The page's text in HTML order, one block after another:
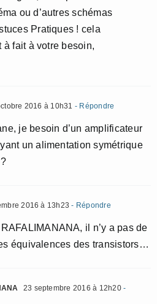
ou d’autres schémas
Pratiques ! cela
à fait à votre besoin,
2016 à 10h31 - Répondre
je besoin d’un amplificateur
un alimentation symétrique
2016 à 13h23 - Répondre
il n’y a pas de
équivalences des transistors…
23 septembre 2016 à 12h20-